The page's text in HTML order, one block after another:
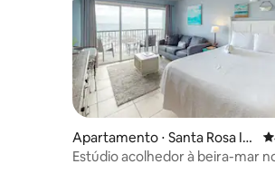
Apartamento ⋅ Santa Rosa Isl
and
Estúdio acolhedor à beira-mar